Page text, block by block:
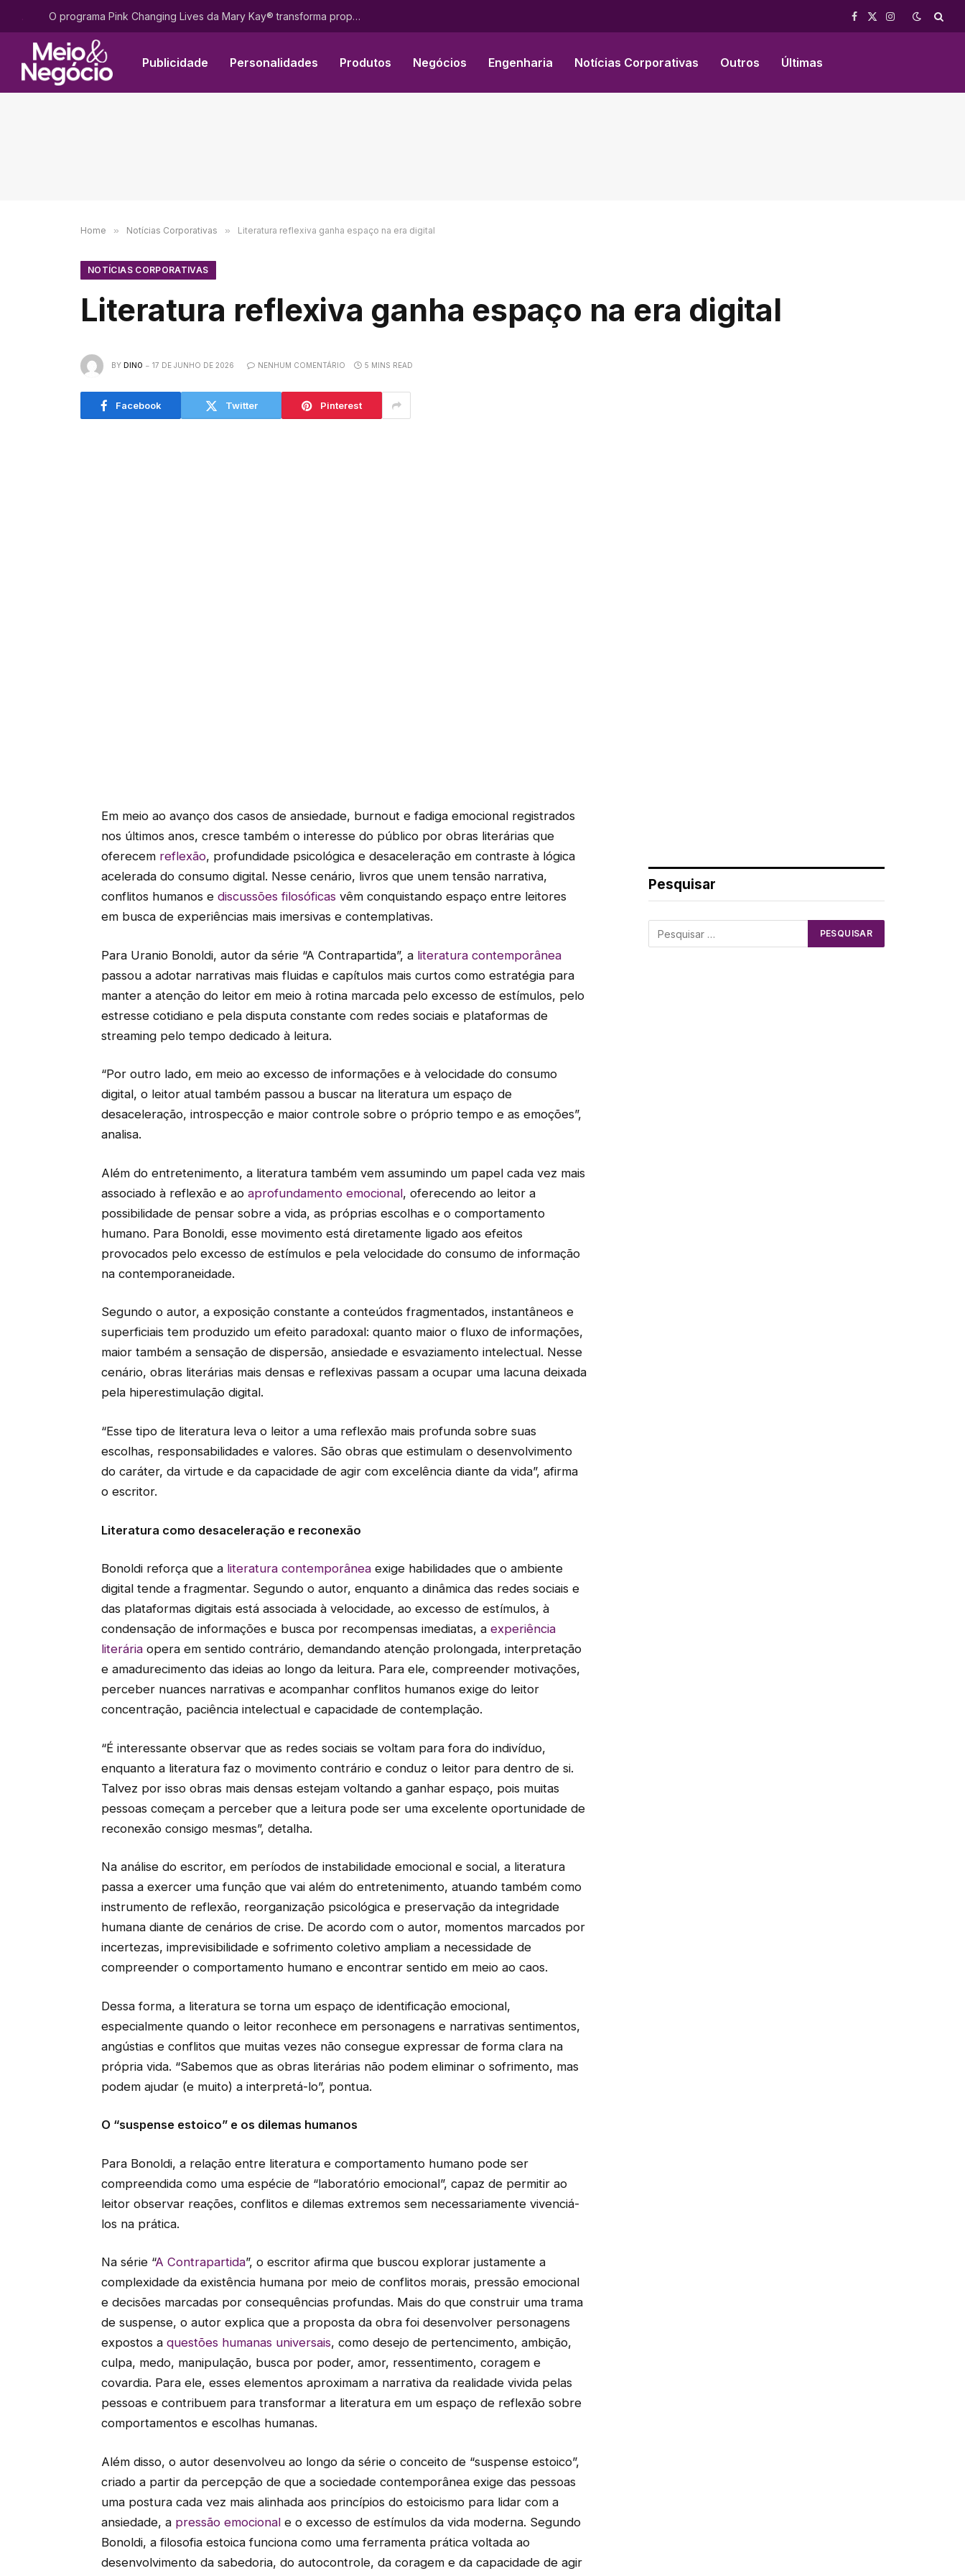
. O programa Pink Changing Lives da Mary Kay® transforma propósito em impacto mensurável para mulheres em todo o mundo
Facebook
X
Instagram
Publicidade Personalidades Produtos Negócios Engenharia Notícias Corporativas Outros Últimas
Home » Notícias Corporativas » Literatura reflexiva ganha espaço na era digital
NOTÍCIAS CORPORATIVAS
Literatura reflexiva ganha espaço na era digital
BY DINO 17 DE JUNHO DE 2026 NENHUM COMENTÁRIO 5 MINS READ
Facebook Twitter Pinterest
Em meio ao avanço dos casos de ansiedade, burnout e fadiga emocional registrados
nos últimos anos, cresce também o interesse do público por obras literárias que
oferecem reflexão, profundidade psicológica e desaceleração em contraste à lógica
acelerada do consumo digital. Nesse cenário, livros que unem tensão narrativa,
conflitos humanos e discussões filosóficas vêm conquistando espaço entre leitores
em busca de experiências mais imersivas e contemplativas.
Para Uranio Bonoldi, autor da série “A Contrapartida”, a literatura contemporânea
passou a adotar narrativas mais fluidas e capítulos mais curtos como estratégia para
manter a atenção do leitor em meio à rotina marcada pelo excesso de estímulos, pelo
estresse cotidiano e pela disputa constante com redes sociais e plataformas de
streaming pelo tempo dedicado à leitura.
“Por outro lado, em meio ao excesso de informações e à velocidade do consumo
digital, o leitor atual também passou a buscar na literatura um espaço de
desaceleração, introspecção e maior controle sobre o próprio tempo e as emoções”,
analisa.
Além do entretenimento, a literatura também vem assumindo um papel cada vez mais
associado à reflexão e ao aprofundamento emocional, oferecendo ao leitor a
possibilidade de pensar sobre a vida, as próprias escolhas e o comportamento
humano. Para Bonoldi, esse movimento está diretamente ligado aos efeitos
provocados pelo excesso de estímulos e pela velocidade do consumo de informação
na contemporaneidade.
Segundo o autor, a exposição constante a conteúdos fragmentados, instantâneos e
superficiais tem produzido um efeito paradoxal: quanto maior o fluxo de informações,
maior também a sensação de dispersão, ansiedade e esvaziamento intelectual. Nesse
cenário, obras literárias mais densas e reflexivas passam a ocupar uma lacuna deixada
pela hiperestimulação digital.
“Esse tipo de literatura leva o leitor a uma reflexão mais profunda sobre suas
escolhas, responsabilidades e valores. São obras que estimulam o desenvolvimento
do caráter, da virtude e da capacidade de agir com excelência diante da vida”, afirma
o escritor.
Literatura como desaceleração e reconexão
Bonoldi reforça que a literatura contemporâneaexige habilidades que o ambiente
digital tende a fragmentar. Segundo o autor, enquanto a dinâmica das redes sociais e
das plataformas digitais está associada à velocidade, ao excesso de estímulos, à
condensação de informações e busca por recompensas imediatas, a experiência
literáriaopera em sentido contrário, demandando atenção prolongada, interpretação
e amadurecimento das ideias ao longo da leitura. Para ele, compreender motivações,
perceber nuances narrativas e acompanhar conflitos humanos exige do leitor
concentração, paciência intelectual e capacidade de contemplação.
“É interessante observar que as redes sociais se voltam para fora do indivíduo,
enquanto a literatura faz o movimento contrário e conduz o leitor para dentro de si.
Talvez por isso obras mais densas estejam voltando a ganhar espaço, pois muitas
pessoas começam a perceber que a leitura pode ser uma excelente oportunidade de
reconexão consigo mesmas”, detalha.
Na análise do escritor, em períodos de instabilidade emocional e social, a literatura
passa a exercer uma função que vai além do entretenimento, atuando também como
instrumento de reflexão, reorganização psicológica e preservação da integridade
humana diante de cenários de crise. De acordo com o autor, momentos marcados por
incertezas, imprevisibilidade e sofrimento coletivo ampliam a necessidade de
compreender o comportamento humano e encontrar sentido em meio ao caos.
Dessa forma, a literatura se torna um espaço de identificação emocional,
especialmente quando o leitor reconhece em personagens e narrativas sentimentos,
angústias e conflitos que muitas vezes não consegue expressar de forma clara na
própria vida. “Sabemos que as obras literárias não podem eliminar o sofrimento, mas
podem ajudar (e muito) a interpretá-lo”, pontua.
O “suspense estoico” e os dilemas humanos
Para Bonoldi, a relação entre literatura e comportamento humano pode ser
compreendida como uma espécie de “laboratório emocional”, capaz de permitir ao
leitor observar reações, conflitos e dilemas extremos sem necessariamente vivenciá-
los na prática.
Na série “A Contrapartida”, o escritor afirma que buscou explorar justamente a
complexidade da existência humana por meio de conflitos morais, pressão emocional
e decisões marcadas por consequências profundas. Mais do que construir uma trama
de suspense, o autor explica que a proposta da obra foi desenvolver personagens
expostos a questões humanas universais, como desejo de pertencimento, ambição,
culpa, medo, manipulação, busca por poder, amor, ressentimento, coragem e
covardia. Para ele, esses elementos aproximam a narrativa da realidade vivida pelas
pessoas e contribuem para transformar a literatura em um espaço de reflexão sobre
comportamentos e escolhas humanas.
Além disso, o autor desenvolveu ao longo da série o conceito de “suspense estoico”,
criado a partir da percepção de que a sociedade contemporânea exige das pessoas
uma postura cada vez mais alinhada aos princípios do estoicismo para lidar com a
ansiedade, a pressão emocionale o excesso de estímulos da vida moderna. Segundo
Bonoldi, a filosofia estoica funciona como uma ferramenta prática voltada ao
desenvolvimento da sabedoria, do autocontrole, da coragem e da capacidade de agir
Pesquisar